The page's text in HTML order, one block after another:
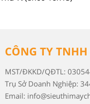
CÔNG TY
MST/ĐKKD/QĐTL:
Trụ Sở Doanh Nghiệp:
Email: